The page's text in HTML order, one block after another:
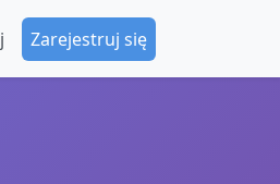
Zarejestruj się